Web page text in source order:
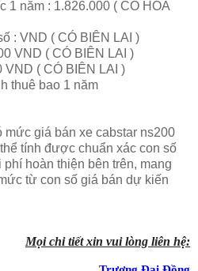
1 năm : 1.826.000 ( CÓ HÓA
: VND ( CÓ BIÊN LAI )
VND ( CÓ BIÊN LAI )
( CÓ BIÊN LAI )
thuê bao 1 năm
giá bán xe cabstar ns200
tính được chuẩn xác con số
hoàn thiện bên trên, mang
từ con số giá bán dự kiến
Mọi chi tiết xin vui lòng liên hệ: